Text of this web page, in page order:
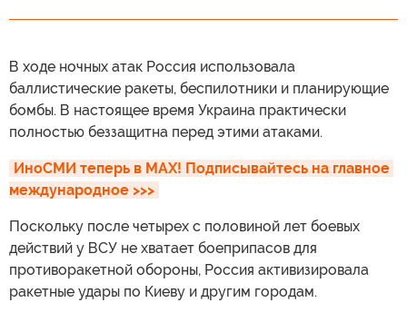
В ходе ночных атак Россия использовала
баллистические ракеты, беспилотники и планирующие
бомбы. В настоящее время Украина практически
полностью беззащитна перед этими атаками.
ИноСМИ теперь в MAX! Подписывайтесь на главное
международное >>>
Поскольку после четырех с половиной лет боевых
действий у ВСУ не хватает боеприпасов для
противоракетной обороны, Россия активизировала
ракетные удары по Киеву и другим городам.